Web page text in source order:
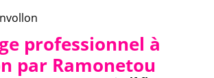
professionnel à
par Ramonetou